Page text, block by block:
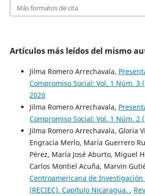
Más formatos de cita
Artículos más leídos del mismo
Jilma Romero Arrechavala,
Compromiso Social: Vol. 1 Núm. 3
2020
Jilma Romero Arrechavala,
Compromiso Social: Vol. 1 Núm. 2
Jilma Romero Arrechavala, Gloria
Engracia Merlo, María Guerrero
Pérez, María José Aburto, Miguel
Carlos Montiel Acuña, Marvin
Centroamericana de
(RECIEC). Capítulo Nicaragua. ,